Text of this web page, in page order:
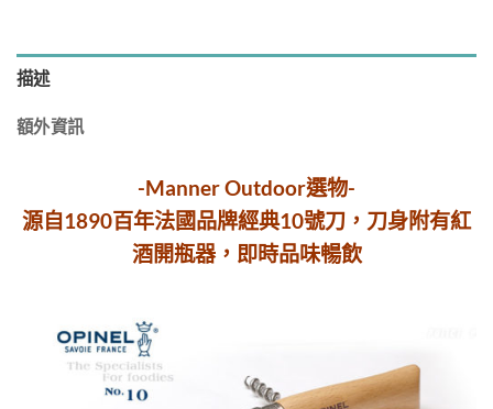
描述
額外資訊
-Manner Outdoor選物-
源自1890百年法國品牌經典10號刀，刀身附有紅
酒開瓶器，即時品味暢飲